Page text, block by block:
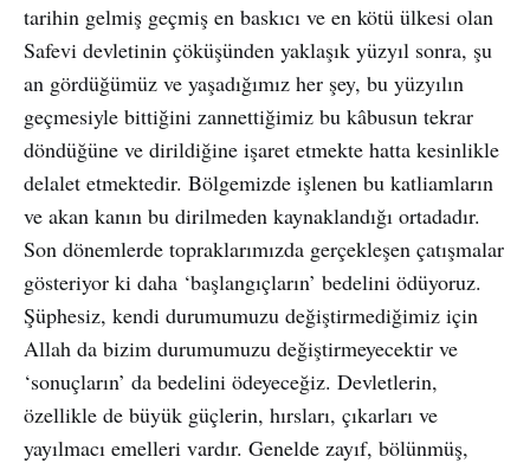
tarihin gelmiş geçmiş en baskıcı ve en kötü ülkesi olan
Safevi devletinin çöküşünden yaklaşık yüzyıl sonra, şu
an gördüğümüz ve yaşadığımız her şey, bu yüzyılın
geçmesiyle bittiğini zannettiğimiz bu kâbusun tekrar
döndüğüne ve dirildiğine işaret etmekte hatta kesinlikle
delalet etmektedir. Bölgemizde işlenen bu katliamların
ve akan kanın bu dirilmeden kaynaklandığı ortadadır.
Son dönemlerde topraklarımızda gerçekleşen çatışmalar
gösteriyor ki daha ‘başlangıçların’ bedelini ödüyoruz.
Şüphesiz, kendi durumumuzu değiştirmediğimiz için
Allah da bizim durumumuzu değiştirmeyecektir ve
‘sonuçların’ da bedelini ödeyeceğiz. Devletlerin,
özellikle de büyük güçlerin, hırsları, çıkarları ve
yayılmacı emelleri vardır. Genelde zayıf, bölünmüş,